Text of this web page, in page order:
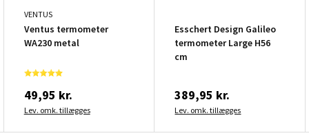
VENTUS
Ventus termometer
WA230 metal
49,95 kr.
Lev. omk. tillægges
Esschert Design Galileo
termometer Large H56
cm
389,95 kr.
Lev. omk. tillægges